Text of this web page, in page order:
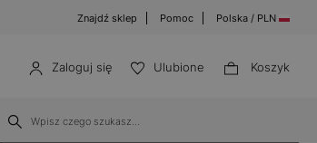
Znajdź sklep Pomoc Polska / PLN
Zaloguj się Ulubione Koszyk